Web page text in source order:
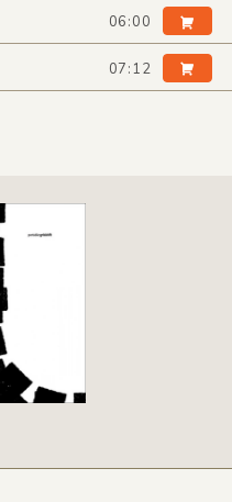
06:00
07:12